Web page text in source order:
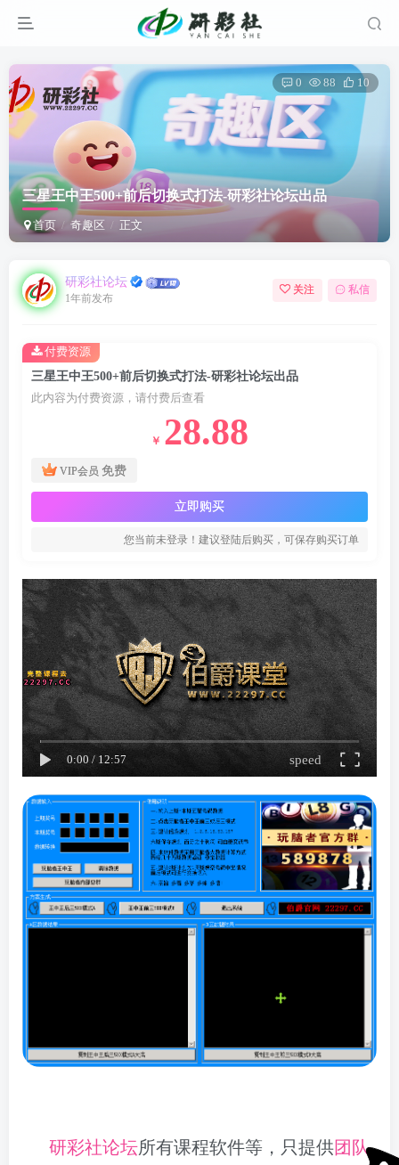
三星王中王500+前后切换式打法-研彩社论坛出品
首页 奇趣区 正文
0 88 10
研彩社论坛
1年前发布
关注 私信
三星王中王500+前后切换式打法-研彩社论坛出品
此内容为付费资源，请付费后查看
￥ 28.88
VIP会员 免费
立即购买
您当前未登录！建议登陆后购买，可保存购买订单
付费资源
0:00 / 12:57 speed
研彩社论坛所有课程软件等，只提供团队